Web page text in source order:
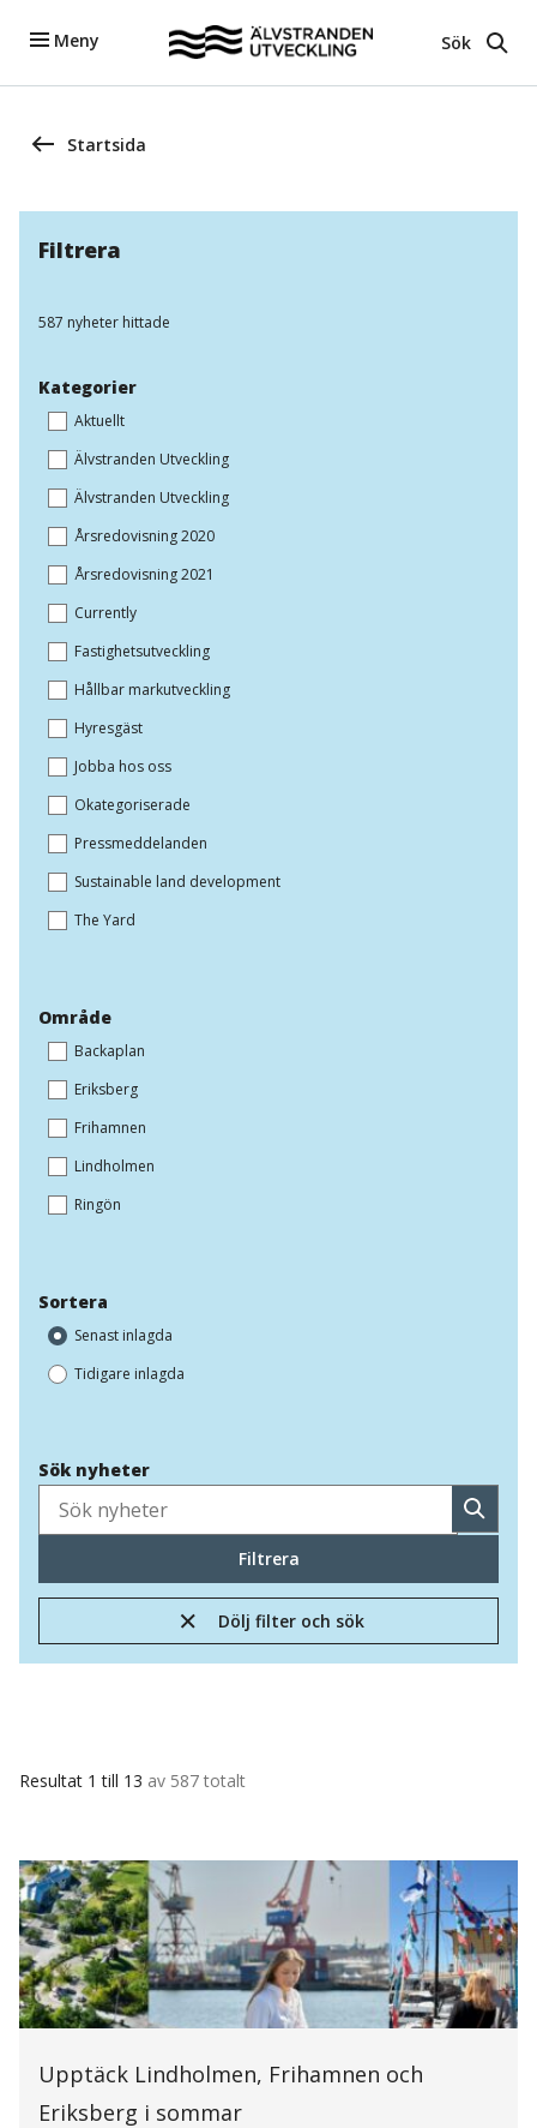
Meny Sök
Startsida
Filtrera
587 nyheter hittade
Kategorier
Aktuellt
Älvstranden Utveckling
Älvstranden Utveckling
Årsredovisning 2020
Årsredovisning 2021
Currently
Fastighetsutveckling
Hållbar markutveckling
Hyresgäst
Jobba hos oss
Okategoriserade
Pressmeddelanden
Sustainable land development
The Yard
Område
Backaplan
Eriksberg
Frihamnen
Lindholmen
Ringön
Sortera
Senast inlagda
Tidigare inlagda
Sök nyheter
Sök
Filtrera
Dölj filter och sök
Resultat 1 till 13 av 587 totalt
Upptäck Lindholmen, Frihamnen och
Eriksberg i sommar